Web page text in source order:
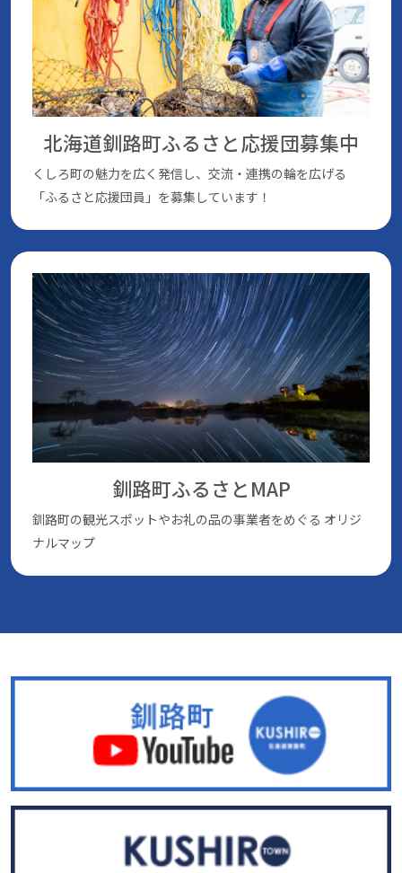
北海道釧路町ふるさと応援団募集中
くしろ町の魅⼒を広く発信し、交流・連携の輪を広げる
「ふるさと応援団員」を募集しています！
釧路町ふるさとMAP
釧路町の観光スポットやお礼の品の事業者をめぐる オリジ
ナルマップ